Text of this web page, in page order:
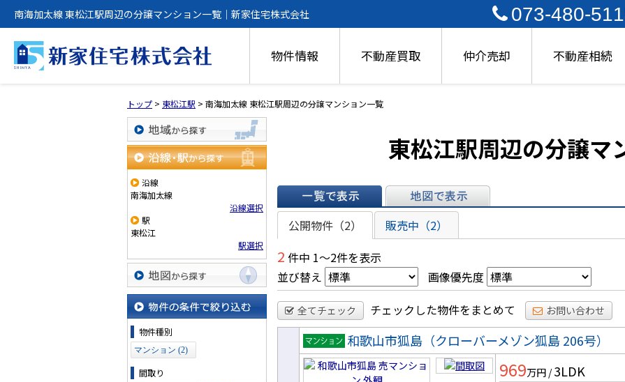
南海加太線 東松江駅周辺の分譲マンション一覧｜新家住宅株式会社 073-480-
物件情報 不動産買取 仲介売却 不動産相続
トップ > 東松江駅 > 南海加太線 東松江駅周辺の分譲マンション一覧
地域から探す
沿線・駅から探す
沿線
南海加太線
沿線選択
駅
東松江
駅選択
地図から探す
物件の条件で絞り込む
物件種別
マンション (2)
間取り
東松江駅周辺の分譲マ
一覧で表示 地図で表示
公開物件（2） 販売中（2）
2 件中 1～2件を表示
並び替え
画像優先度
全てチェック チェックした物件をまとめて お問い合わせ
売マンシ
ョン
和歌山市狐島（クローバーメゾン狐島 206号）
969万円 / 3LDK